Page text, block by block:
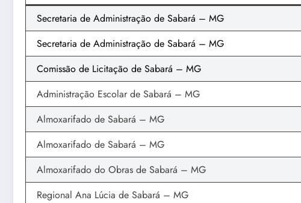
Secretaria de Administração de Sabará – MG
Secretaria de Administração de Sabará – MG
Comissão de Licitação de Sabará – MG
Administração Escolar de Sabará – MG
Almoxarifado de Sabará – MG
Almoxarifado de Sabará – MG
Almoxarifado do Obras de Sabará – MG
Regional Ana Lúcia de Sabará – MG